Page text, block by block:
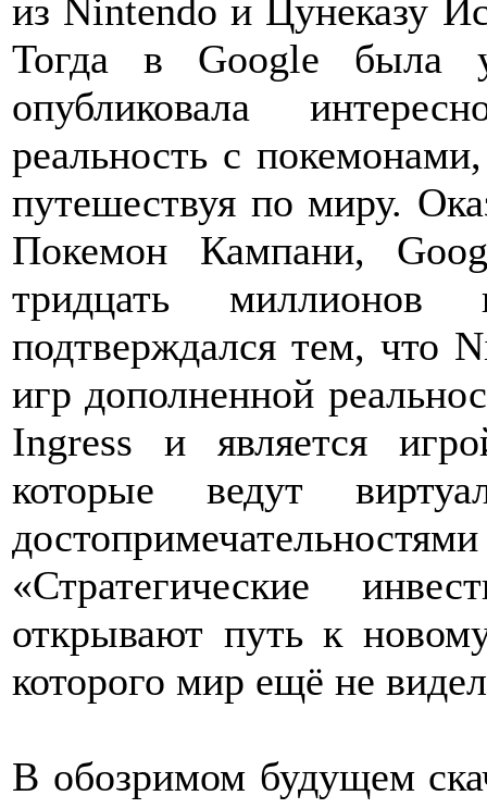
из Nintendo и Цунеказу
Тогда в Google была
опубликовала
реальность с
путешествуя по миру.
Покемон Кампани,
тридцать
подтверждался тем, что
игр дополненной
Ingress и является
которые ведут
«Стратегические
открывают путь к
которого мир ещё не
В обозримом будущем